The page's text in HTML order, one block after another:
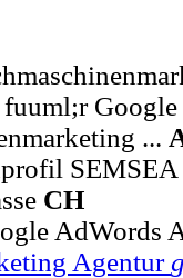
...
SEMSEA
CH
AdWords
Agentur